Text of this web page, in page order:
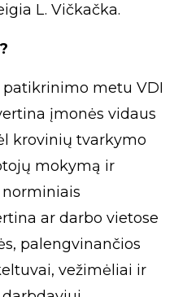
L. Vičkačka.
metu VDI
įmonės vidaus
krovinių tvarkymo
mokymą ir
ar darbo vietose
palengvinančios
vežimėliai ir